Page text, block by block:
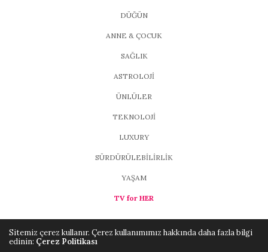
DÜĞÜN
ANNE & ÇOCUK
SAĞLIK
ASTROLOJİ
ÜNLÜLER
TEKNOLOJİ
LUXURY
SÜRDÜRÜLEBİLİRLİK
YAŞAM
TV for HER
Copyright ©2021, MAGFORHER
Sitemiz çerez kullanır. Çerez kullanımımız hakkında daha fazla bilgi
edinin: Çerez Politikası